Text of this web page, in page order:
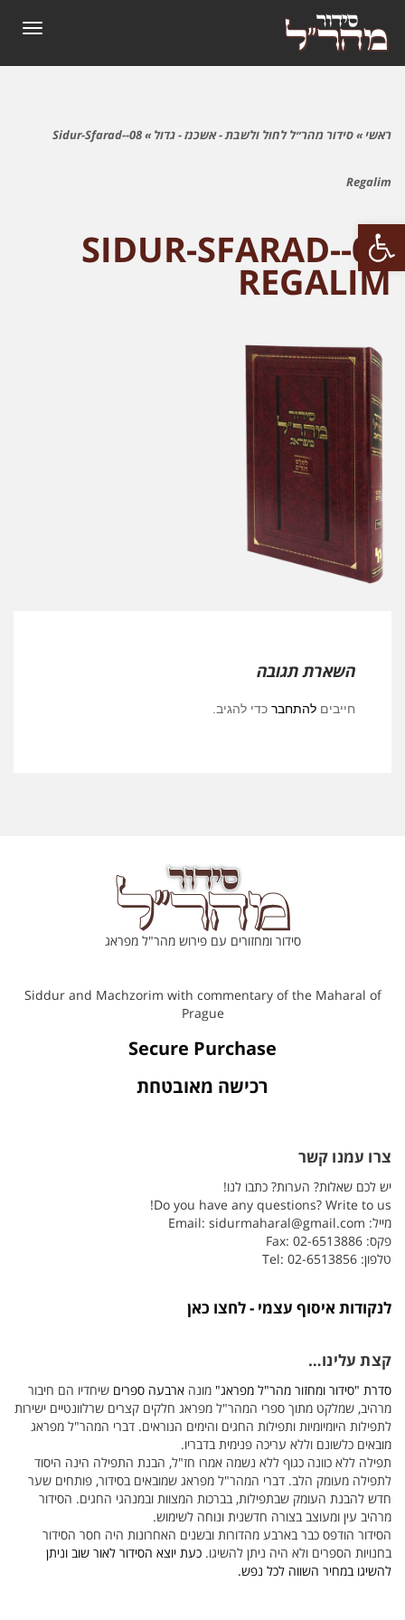
פתח סרגל נגישות
ראשי»סידור מהר״ל לחול ולשבת - אשכנז - גדול »
08-Sidur-Sfarad-
Regalim
08-SIDUR-SFARAD-
REGALIM
השארת תגובה
חייבים להתחבר כדי להגיב.
סידור ומחזורים עם פירוש מהר"ל מפראג
Siddur and Machzorim with commentary of the Maharal of
Prague
Secure Purchase
רכישה מאובטחת
צרו עמנו קשר
יש לכם שאלות? הערות? כתבו לנו!
Do you have any questions? Write to us!
מייל: Email: sidurmaharal@gmail.com
פקס: Fax: 02-6513886
טלפון: Tel: 02-6513856
לנקודות איסוף עצמי - לחצו כאן
קצת עלינו…
סדרת "סידור ומחזור מהר"ל מפראג" מונה ארבעה ספרים שיחדיו הם חיבור
מרהיב, שמלקט מתוך ספרי המהר"ל מפראג חלקים קצרים שרלוונטיים ישירות
לתפילות היומיומיות ותפילות החגים והימים הנוראים. דברי המהר"ל מפראג
מובאים כלשונם וללא עריכה פנימית בדבריו.
תפילה ללא כוונה כגוף ללא נשמה אמרו חז"ל, הבנת התפילה הינה היסוד
לתפילה מעומק הלב. דברי המהר"ל מפראג שמובאים בסידור, פותחים שער
חדש להבנת העומק שבתפילות, בברכות המצוות ובמנהגי החגים. הסידור
מרהיב עין ומעוצב בצורה חדשנית ונוחה לשימוש.
הסידור הודפס כבר בארבע מהדורות ובשנים האחרונות היה חסר הסידור
בחנויות הספרים ולא היה ניתן להשיגו. כעת יוצא הסידור לאור שוב וניתן
להשיגו במחיר השווה לכל נפש.